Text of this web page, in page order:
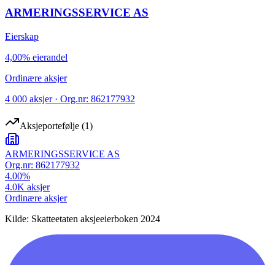
ARMERINGSSERVICE AS
Eierskap
4,00% eierandel
Ordinære aksjer
4 000 aksjer · Org.nr: 862177932
Aksjeportefølje (1)
ARMERINGSSERVICE AS
Org.nr: 862177932
4.00%
4.0K aksjer
Ordinære aksjer
Kilde: Skatteetaten aksjeeierboken 2024